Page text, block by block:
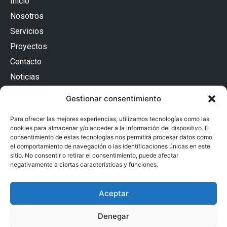
Gestionar consentimiento
Para ofrecer las mejores experiencias, utilizamos tecnologías como las
cookies para almacenar y/o acceder a la información del dispositivo. El
consentimiento de estas tecnologías nos permitirá procesar datos como
el comportamiento de navegación o las identificaciones únicas en este
sitio. No consentir o retirar el consentimiento, puede afectar
negativamente a ciertas características y funciones.
Aceptar
Denegar
Nosotros
Servicios
Proyectos
Contacto
Noticias
Passatge Batlló 12, Baixos Esquerra
93 240 54 32
adm@proarquitectura.com
Privacidad
Accesibilidad
Declaración de Privacidad